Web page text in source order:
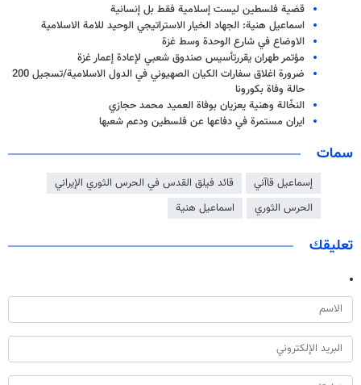
قضية فلسطين ليست إسلامية فقط بل إنسانية
اسماعيل هنية: الجهاد الخيار الاستراتيجي الوحيد للامة الاسلامية
الاوضاع في شارع الوحدة وسط غزة
مؤتمر طهران يقررتأسيس صندوق شعبي لإعادة إعمار غزة
ضرورة اغلاق سفارات الكيان الصهيوني في الدول الاسلامية/تسجیل 200
حالة وفاة بكورونا
النخّالة وهنية يعزيان بوفاة العميد محمد حجازي
ايران مستمرة في دفاعها عن فلسطين ودعم شعبها
سمات
إسماعيل قاآني
قائد فيلق القدس في الحرس الثوري الإيراني
الحرس الثوري
اسماعيل هنية
تعليقك